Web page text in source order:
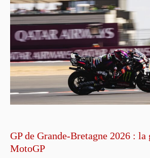
GP de Grande-Bretagne 2026 :
MotoGP